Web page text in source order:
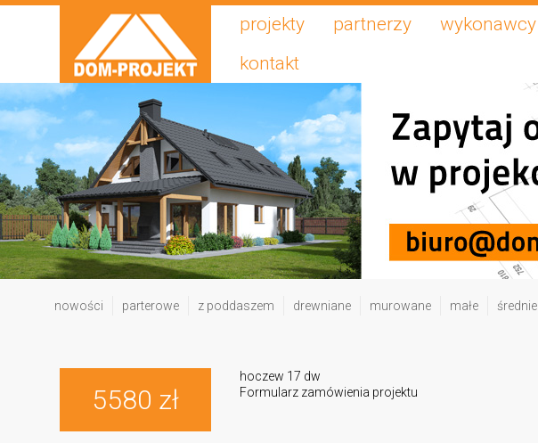
projekty partnerzy wykonawcy
kontakt
nowości parterowe z poddaszem drewniane murowane małe średnie
5580 zł
hoczew 17 dw
Formularz zamówienia projektu